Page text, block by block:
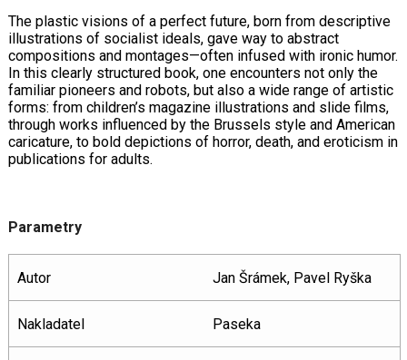
The plastic visions of a perfect future, born from descriptive
illustrations of socialist ideals, gave way to abstract
compositions and montages—often infused with ironic humor.
In this clearly structured book, one encounters not only the
familiar pioneers and robots, but also a wide range of artistic
forms: from children’s magazine illustrations and slide films,
through works influenced by the Brussels style and American
caricature, to bold depictions of horror, death, and eroticism in
publications for adults.
Parametry
Autor Jan Šrámek, Pavel Ryška
Nakladatel Paseka